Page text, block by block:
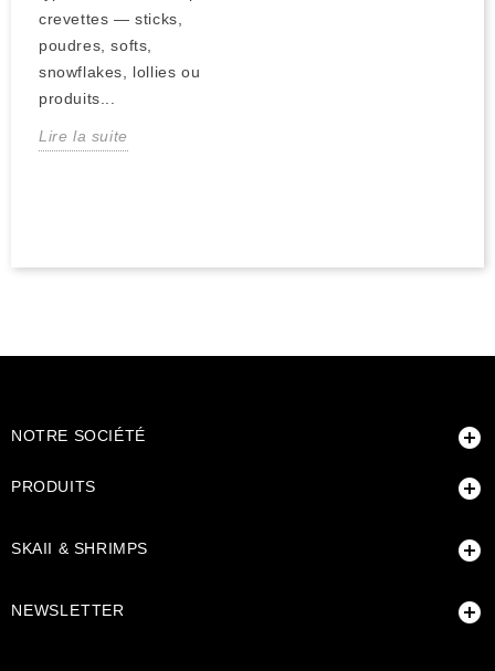
crevettes — sticks,
poudres, softs,
snowflakes, lollies ou
produits...
Lire la suite
NOTRE SOCIÉTÉ 
PRODUITS 
SKAII & SHRIMPS 
NEWSLETTER 